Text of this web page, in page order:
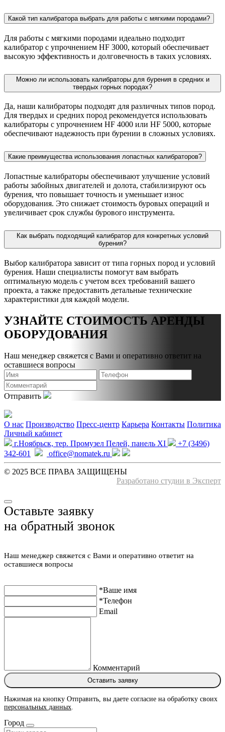
Какой тип калибратора выбрать для работы с мягкими породами?
Для работы с мягкими породами идеально подходит
калибратор с упрочнением HF 3000, который обеспечивает
высокую эффективность и долговечность в таких условиях.
Можно ли использовать калибраторы для бурения в средних и
твердых горных породах?
Да, наши калибраторы подходят для различных типов пород.
Для твердых и средних пород рекомендуется использовать
калибраторы с упрочнением HF 4000 или HF 5000, которые
обеспечивают надежность при бурении в сложных условиях.
Какие преимущества использования лопастных калибраторов?
Лопастные калибраторы обеспечивают улучшение условий
работы забойных двигателей и долота, стабилизируют ось
бурения, что повышает точность и уменьшает износ
оборудования. Это снижает стоимость буровых операций и
увеличивает срок службы бурового инструмента.
Как выбрать подходящий калибратор для конкретных условий
бурения?
Выбор калибратора зависит от типа горных пород и условий
бурения. Наши специалисты помогут вам выбрать
оптимальную модель с учетом всех требований вашего
проекта, а также предоставить детальные технические
характеристики для каждой модели.
УЗНАЙТЕ СТОИМОСТЬ АРЕНДЫ
ОБОРУДОВАНИЯ
Наш менеджер свяжется с Вами и оперативно ответит на
оставшиеся вопросы
Отправить
О нас Производство Пресс-центр Карьера Контакты Политика
Личный кабинет
г.Ноябрьск, тер. Промузел Пелей, панель XI
+7 (3496)
342-601
office@nomatek.ru
© 2025 ВСЕ ПРАВА ЗАЩИЩЕНЫ️
Разработано студии в Эксперт
Оставьте заявку
на обратный звонок
Наш менеджер свяжется с Вами и оперативно ответит на
оставшиеся вопросы
*Ваше имя
*Телефон
Email
Комментарий
Оставить заявку
Нажимая на кнопку Отправить, вы даете согласие на обработку своих
персональных данных
Город